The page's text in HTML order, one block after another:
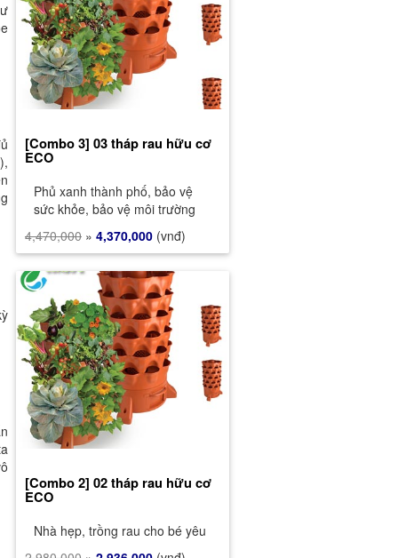
[Combo 3] 03 tháp rau hữu cơ
ECO
Phủ xanh thành phố, bảo vệ
sức khỏe, bảo vệ môi trường
4,470,000 » 4,370,000 (vnđ)
[Combo 2] 02 tháp rau hữu cơ
ECO
Nhà hẹp, trồng rau cho bé yêu